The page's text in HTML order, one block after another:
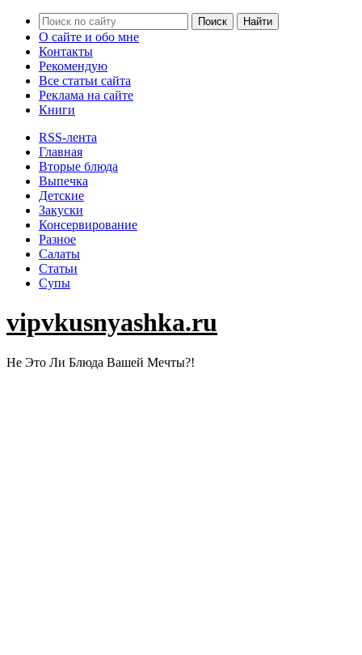
О сайте и обо мне
Контакты
Рекомендую
Все статьи сайта
Реклама на сайте
Книги
RSS-лента
Главная
Вторые блюда
Выпечка
Детские
Закуски
Консервирование
Разное
Салаты
Статьи
Супы
vipvkusnyashka.ru
Не Это Ли Блюда Вашей Мечты?!